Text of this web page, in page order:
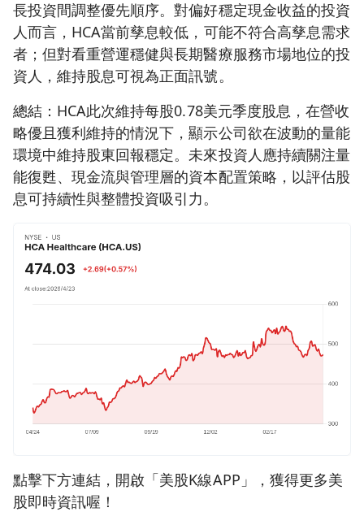
長投資間調整優先順序。對偏好穩定現金收益的投資
人而言，HCA當前孳息較低，可能不符合高孳息需求
者；但對看重營運穩健與長期醫療服務市場地位的投
資人，維持股息可視為正面訊號。
總結：HCA此次維持每股0.78美元季度股息，在營收
略優且獲利維持的情況下，顯示公司欲在波動的量能
環境中維持股東回報穩定。未來投資人應持續關注量
能復甦、現金流與管理層的資本配置策略，以評估股
息可持續性與整體投資吸引力。
點擊下方連結，開啟「美股K線APP」，獲得更多美
股即時資訊喔！